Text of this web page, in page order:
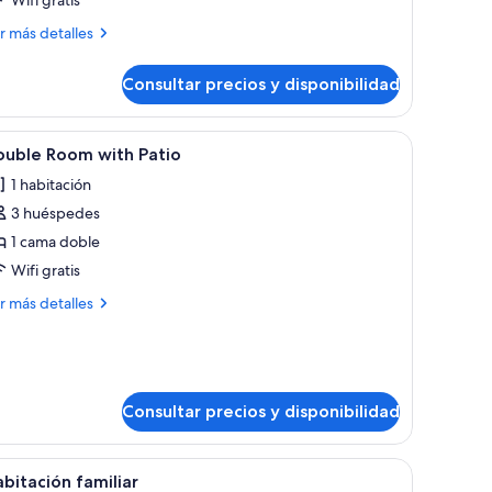
más detalles
Consultar precios y disponibilidad
madera, un sofá y un televisor. Una habitación de hotel con una cama, una
5 Room with Patio
1 habitación
3 huéspedes
1 cama doble
Wifi gratis
más detalles
Consultar precios y disponibilidad
caja fuerte, cortinas opacas y wifi gratisUn dormitorio con una cama, una mesita de
1 familiar